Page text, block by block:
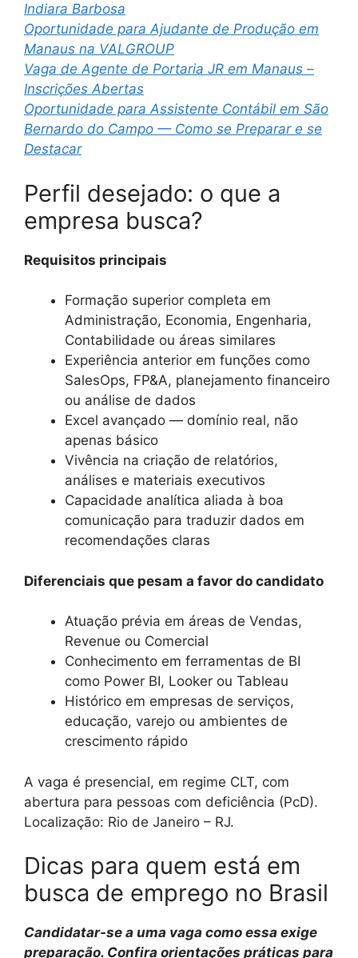
Indiara Barbosa
Oportunidade para Ajudante de Produção em
Manaus na VALGROUP
Vaga de Agente de Portaria JR em Manaus –
Inscrições Abertas
Oportunidade para Assistente Contábil em São
Bernardo do Campo — Como se Preparar e se
Destacar
Perfil desejado: o que a
empresa busca?
Requisitos principais
Formação superior completa em
Administração, Economia, Engenharia,
Contabilidade ou áreas similares
Experiência anterior em funções como
SalesOps, FP&A, planejamento financeiro
ou análise de dados
Excel avançado — domínio real, não
apenas básico
Vivência na criação de relatórios,
análises e materiais executivos
Capacidade analítica aliada à boa
comunicação para traduzir dados em
recomendações claras
Diferenciais que pesam a favor do candidato
Atuação prévia em áreas de Vendas,
Revenue ou Comercial
Conhecimento em ferramentas de BI
como Power BI, Looker ou Tableau
Histórico em empresas de serviços,
educação, varejo ou ambientes de
crescimento rápido
A vaga é presencial, em regime CLT, com
abertura para pessoas com deficiência (PcD).
Localização: Rio de Janeiro – RJ.
Dicas para quem está em
busca de emprego no Brasil
Candidatar-se a uma vaga como essa exige
preparação. Confira orientações práticas para